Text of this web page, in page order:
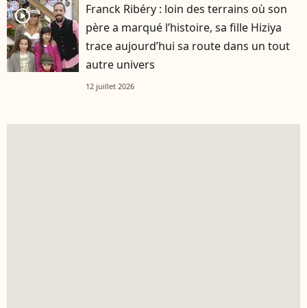
player2
Franck Ribéry : loin des terrains où son
père a marqué l’histoire, sa fille Hiziya
trace aujourd’hui sa route dans un tout
autre univers
12 juillet 2026